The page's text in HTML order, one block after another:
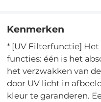
Kenmerken
* [UV Filterfunctie]
functies: één is het
het verzwakken van
door UV licht in
kleur te garanderen.